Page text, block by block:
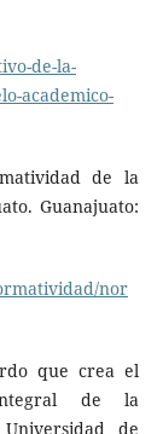
de-la-
academico-
de la
Guanajuato:
nor
que crea el
de la
de